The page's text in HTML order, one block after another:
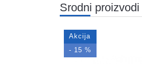
Srodni proizvodi
Akcija
- 15 %